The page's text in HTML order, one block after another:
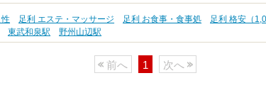
性 足利 エステ・マッサージ 足利 お食事・食事処 足利 格安（
東武和泉駅 野州山辺駅
前へ 1 次へ